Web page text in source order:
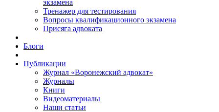
экзамена
Тренажер для тестирования
Вопросы квалификационного экзамена
Присяга адвоката
Блоги
Публикации
Журнал «Воронежский адвокат»
Журналы
Книги
Видеоматериалы
Наши статьи